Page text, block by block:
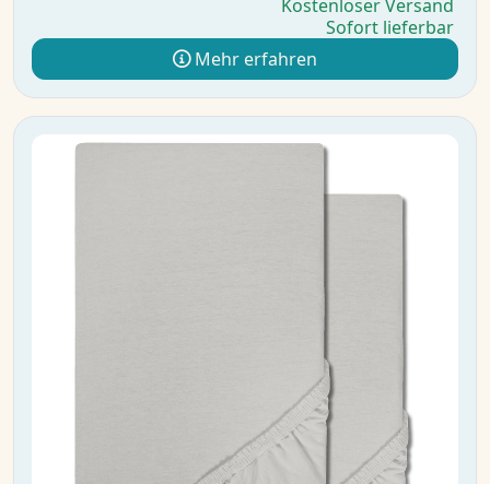
Kostenloser Versand
Sofort lieferbar
Mehr erfahren